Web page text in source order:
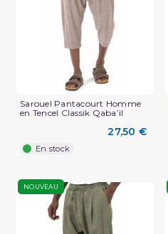
Sarouel Pantacourt Homme
en Tencel Classik Qaba’il
27,50 €
En stock
NOUVEAU